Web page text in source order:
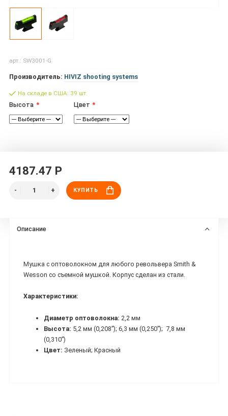
арт.: SW3001-G
Производитель: HIVIZ shooting systems
На складе в США: 39 шт.
Высота Цвет
4187.47 Р
КУПИТЬ
Описание
Мушка с оптоволокном для любого револьвера Smith &
Wesson со съемной мушкой. Корпус сделан из стали.
Характеристики:
Диаметр оптоволокна: 2,2 мм
Высота: 5,2 мм (0,208”); 6,3 мм (0,250”); 7,8 мм
(0,310”)
Цвет: Зеленый; Красный